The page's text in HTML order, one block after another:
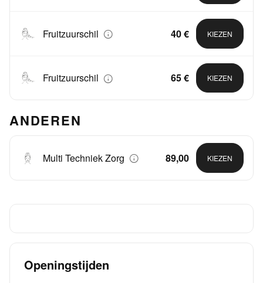
Fruitzuurschil 40 € KIEZEN
Fruitzuurschil 65 € KIEZEN
ANDEREN
Multi Techniek Zorg 89,00 KIEZEN
Openingstijden